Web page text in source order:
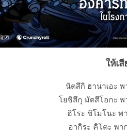
ให้เ
นัตสึกิ ฮานาเอะ
โยชิสึกุ มัตสึโอกะ พ
ฮิโระ ชิโมโนะ พ
อากิระ คิโตะ พา